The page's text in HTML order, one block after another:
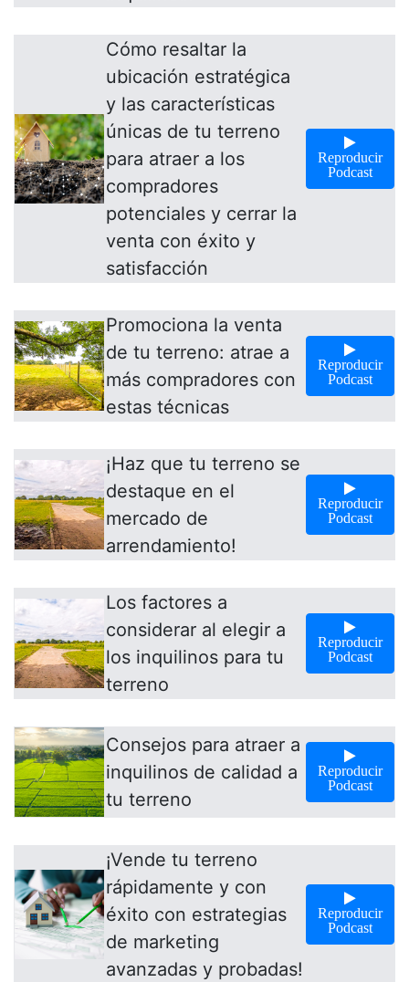
Cómo resaltar la
ubicación estratégica
y las características
únicas de tu terreno
para atraer a los
compradores
potenciales y cerrar la
venta con éxito y
satisfacción
Reproducir
Podcast
Promociona la venta
de tu terreno: atrae a
más compradores con
estas técnicas
Reproducir
Podcast
¡Haz que tu terreno se
destaque en el
mercado de
arrendamiento!
Reproducir
Podcast
Los factores a
considerar al elegir a
los inquilinos para tu
terreno
Reproducir
Podcast
Consejos para atraer a
inquilinos de calidad a
tu terreno
Reproducir
Podcast
¡Vende tu terreno
rápidamente y con
éxito con estrategias
de marketing
avanzadas y probadas!
Reproducir
Podcast